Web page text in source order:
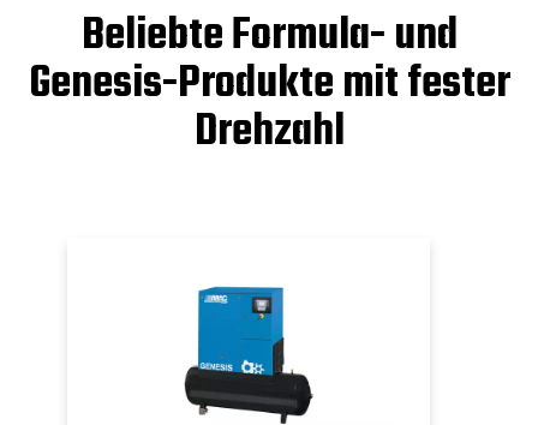
Beliebte Formula- und
Genesis-Produkte mit fester
Drehzahl